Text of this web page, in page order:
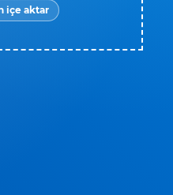
içe aktar